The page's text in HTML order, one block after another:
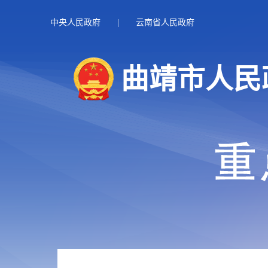
中央人民政府 | 云南省人民政府
曲靖市人